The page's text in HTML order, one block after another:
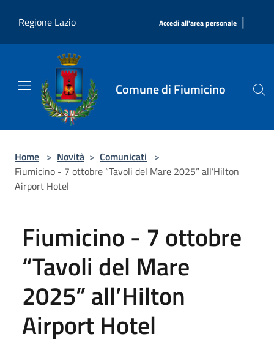
Regione Lazio
Accedi all'area personale |
Comune di Fiumicino
Home > Novità > Comunicati >
Fiumicino - 7 ottobre “Tavoli del Mare 2025” all’Hilton
Airport Hotel
Fiumicino - 7 ottobre
“Tavoli del Mare
2025” all’Hilton
Airport Hotel